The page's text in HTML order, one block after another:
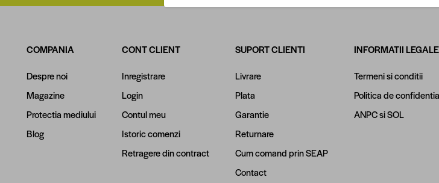
COMPANIA
Despre noi
Magazine
Protectia mediului
Blog
CONT CLIENT
Inregistrare
Login
Contul meu
Istoric comenzi
Retragere din contract
SUPORT CLIENTI
Livrare
Plata
Garantie
Returnare
Cum comand prin SEAP
Contact
INFORMATII LEGALE
Termeni si conditii
Politica de
ANPCsiSOL